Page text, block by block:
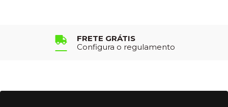
FRETE GRÁTIS
Configura o regulamento